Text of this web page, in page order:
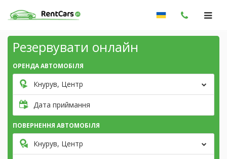
Резервувати онлайн
ОРЕНДА АВТОМОБІЛЯ
Кнурув, Центр
Дата приймання
ПОВЕРНЕННЯ АВТОМОБІЛЯ
Кнурув, Центр